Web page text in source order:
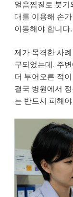
얼음찜질로 붓기
대를 이용해 손
이동해야 합니다.
제가 목격한 사
구되었는데, 주
더 부어오른 적
결국 병원에서
는 반드시 피해